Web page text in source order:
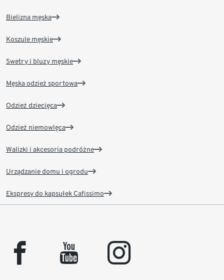
Bielizna męska
Koszule męskie
Swetry i bluzy męskie
Męska odzież sportowa
Odzież dziecięca
Odzież niemowlęca
Walizki i akcesoria podróżne
Urządzanie domu i ogrodu
Ekspresy do kapsułek Cafissimo
facebook youtube instagram